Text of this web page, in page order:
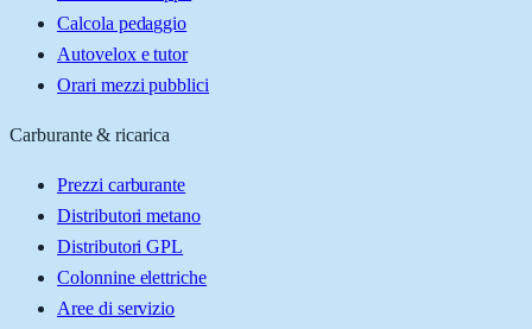
Calcola pedaggio
Autovelox e tutor
Orari mezzi pubblici
Carburante & ricarica
Prezzi carburante
Distributori metano
Distributori GPL
Colonnine elettriche
Aree di servizio